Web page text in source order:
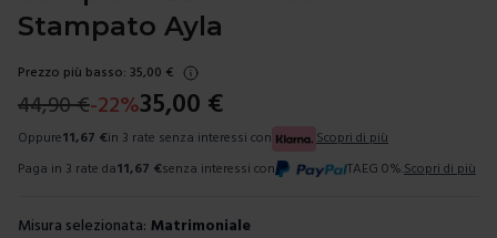
Stampato Ayla
Prezzo più basso: 35,00 €
44,90€-22%35,00 €
Oppure11,67 €in 3 rate senza interessi con
Scopri di più
Paga in 3 rate da11,67 €senza interessi con TAEG 0%. Scopri di più
Misura selezionata: Matrimoniale